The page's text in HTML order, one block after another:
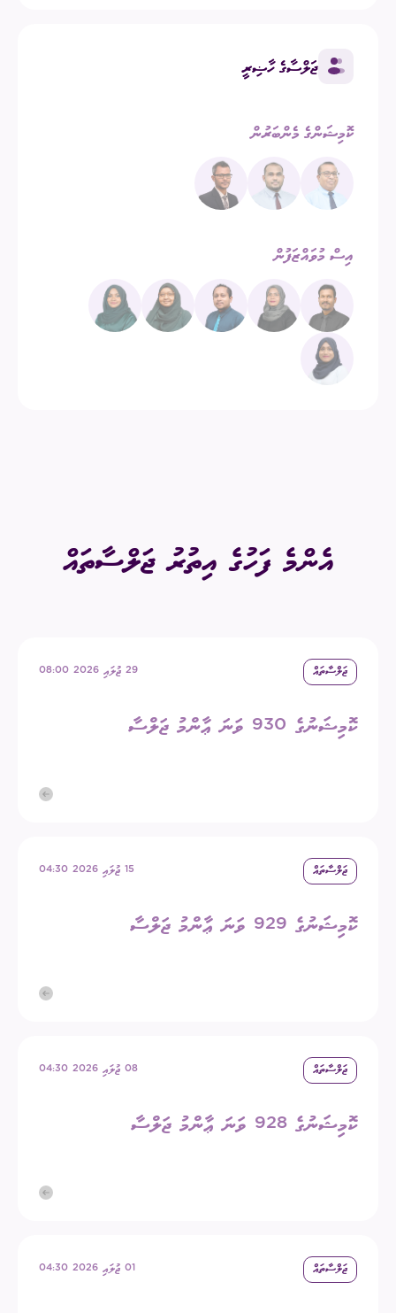
ޖަލްސާގެ ހާޟިރީ
ކޮމިޝަންގެ މެންބަރުން
އިސް މުވައްޒަފުން
އެންމެ ފަހުގެ އިތުރު ޖަލްސާތައް
ޖަލްސާތައް 29 ޖުލައި 2026 08:00
ކޮމިޝަނުގެ 930 ވަނަ ޢާންމު ޖަލްސާ
ޖަލްސާތައް 15 ޖުލައި 2026 04:30
ކޮމިޝަނުގެ 929 ވަނަ ޢާންމު ޖަލްސާ
ޖަލްސާތައް 08 ޖުލައި 2026 04:30
ކޮމިޝަނުގެ 928 ވަނަ ޢާންމު ޖަލްސާ
ޖަލްސާތައް 01 ޖުލައި 2026 04:30